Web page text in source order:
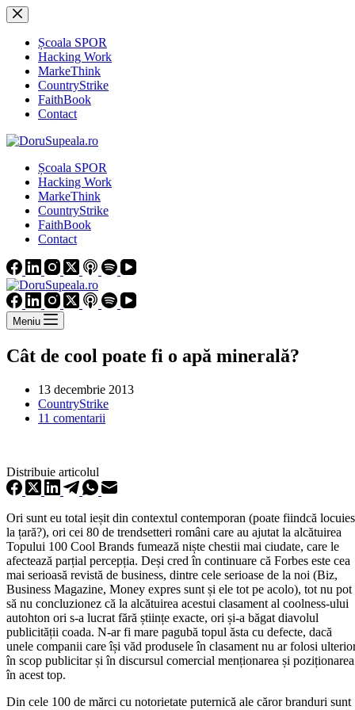
Sari
la
conținutȘcoala SPOR
Hacking Work
MarkeThink
CountryStrike
FaithBook
Contact
Școala SPOR
Hacking Work
MarkeThink
CountryStrike
FaithBook
Contact
Meniu
Cât de cool poate fi o apă minerală?
13 decembrie 2013
CountryStrike
11 comentarii
Distribuie articolul
Ori sunt eu total ieșit din contextul contemporan (poate fiindcă
la țară?), ori cei 80 de trendsetteri români care au ajutat la alcătuirea
Topului 100 Cool Brands fumează niște chestii mai ciudate, care le
afectează parțial percepția. Deși cred în continuare că Forbes este cea
mai serioasă revistă de business, dintre cele serioase de la noi (Biz,
Business Magazine, Money expres sunt și ele tot pe acolo), tot nu pot
să nu concluzionez că la alcătuirea acestui clasament al coolness-ului
autohton ori s-a lucrat fără științe exacte, ori și-a băgat diavolul
publicității coada. N-ar fi mare pagubă topul ăsta cu defecte, dacă
unele companii care își văd produsele în clasament nu ar folosi
în scop publicitar și în discursul comercial menționarea și poziționarea
în acest top.
Din cele 100 de mărci cu notorietate puternică ale căror branduri sunt